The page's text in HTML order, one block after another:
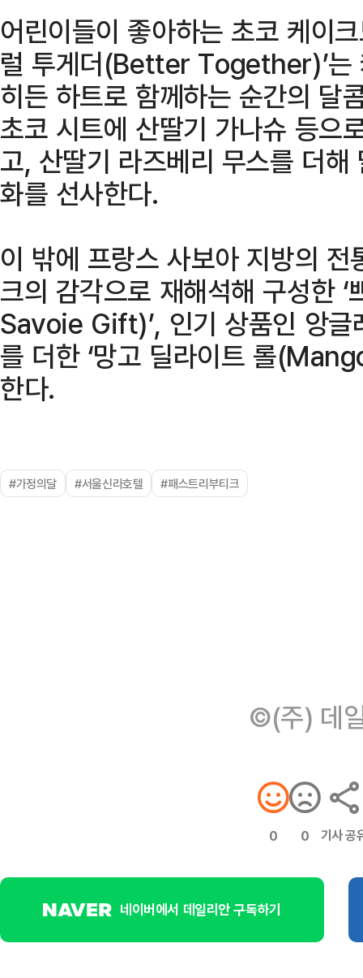
어린이들이 좋아하는 초코 케이
럴 투게더(Better Together)’는
히든 하트로 함께하는 순간의 달
초코 시트에 산딸기 가나슈 등으
고, 산딸기 라즈베리 무스를 더
화를 선사한다.
이 밖에 프랑스 사보아 지방의
크의 감각으로 재해석해 구성한
Savoie Gift)’, 인기 상품인 앙글
를 더한 ‘망고 딜라이트 롤
한다.
#가정의달 #서울신라호텔 #패스트리부티크
©(주) 데
0 0 기사 공
네이버에서 데일리안 구독하기